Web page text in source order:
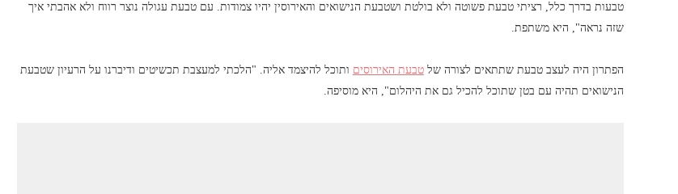
טבעות בדרך כלל, רציתי טבעת פשוטה ולא בולטת ושטבעת הנישואים והאירוסין יהיו צמודות. עם טבעת עגולה נוצר רווח ולא אהבתי איך
שזה נראה", היא משתפת.
הפתרון היה לעצב טבעת שתתאים לצורה שלטבעת האירוסים ותוכל להיצמד אליה. "הלכתי למעצבת תכשיטים ודיברנו על הרעיון שטבעת
הנישואים תהיה עם בטן שתוכל להכיל גם את היהלום", היא מוסיפה.